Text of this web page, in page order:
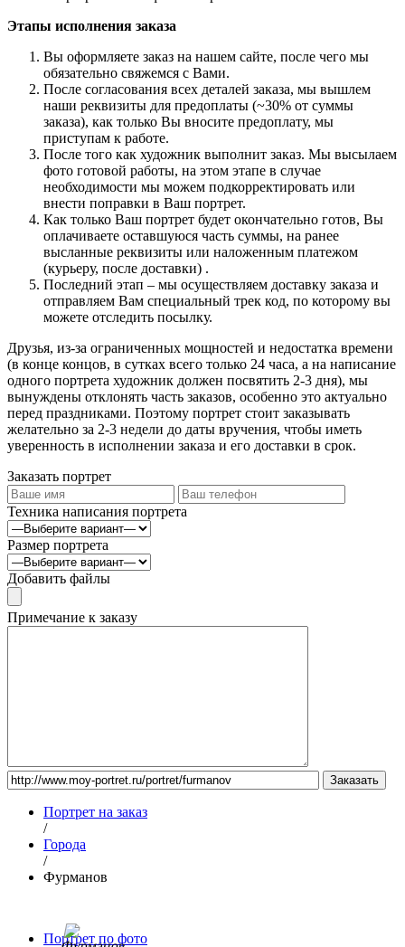
Этапы исполнения заказа
Вы оформляете заказ на нашем сайте, после чего мы
обязательно свяжемся с Вами.
После согласования всех деталей заказа, мы вышлем
наши реквизиты для предоплаты (~30% от суммы
заказа), как только Вы вносите предоплату, мы
приступам к работе.
После того как художник выполнит заказ. Мы высылаем
фото готовой работы, на этом этапе в случае
необходимости мы можем подкорректировать или
внести поправки в Ваш портрет.
Как только Ваш портрет будет окончательно готов, Вы
оплачиваете оставшуюся часть суммы, на ранее
высланные реквизиты или наложенным платежом
(курьеру, после доставки) .
Последний этап – мы осуществляем доставку заказа и
отправляем Вам специальный трек код, по которому вы
можете отследить посылку.
Друзья, из-за ограниченных мощностей и недостатка времени
(в конце концов, в сутках всего только 24 часа, а на написание
одного портрета художник должен посвятить 2-3 дня), мы
вынуждены отклонять часть заказов, особенно это актуально
перед праздниками. Поэтому портрет стоит заказывать
желательно за 2-3 недели до даты вручения, чтобы иметь
уверенность в исполнении заказа и его доставки в срок.
Заказать портрет
Техника написания портрета
Размер портрета
Добавить файлы
Примечание к заказу
Портрет на заказ
/
Города
/
Фурманов
Портрет по фото